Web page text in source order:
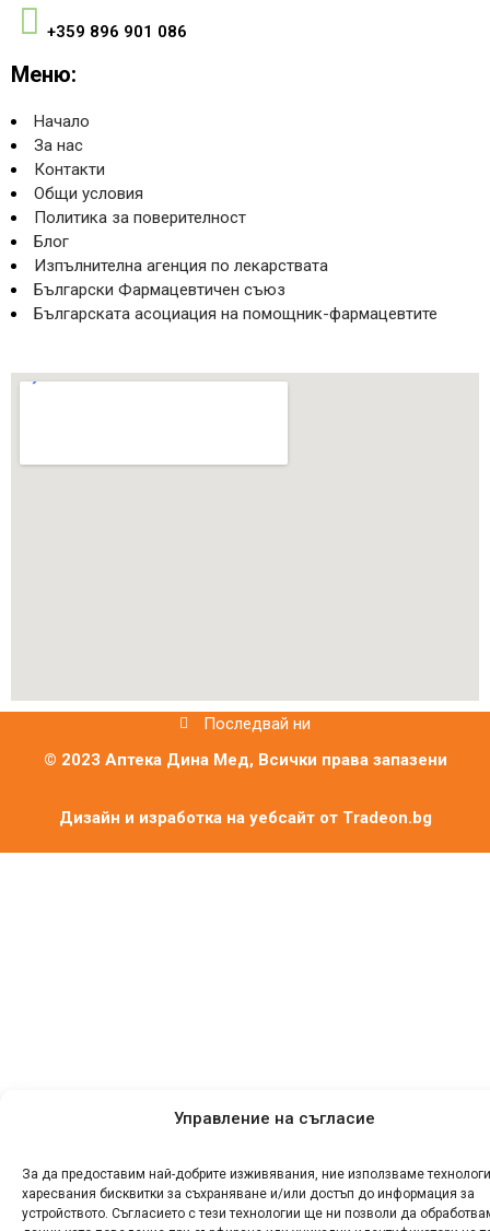
Управление на съгласие
За да предоставим най-добрите изживявания, ние използваме
харесвания бисквитки за съхраняване и/или достъп до информация за
устройството. Съгласието с тези технологии ще ни позволи да
+359 896 901 086
Меню:
Начало
За нас
Контакти
Общи условия
Политика за поверителност
Блог
Изпълнителна агенция по лекарствата
Български Фармацевтичен съюз
Българската асоциация на помощник-фармацевтите
Последвай ни
© 2023 Аптека Дина Мед, Всички права запазени
Дизайн и изработка на уебсайт от Tradeon.bg